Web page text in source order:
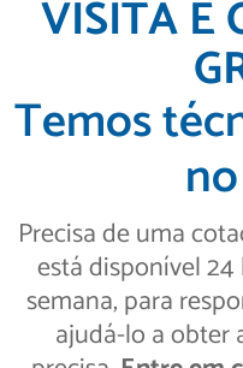
VISITA E
Temos
Precisa de uma
está disponível
semana, para
ajudá-lo a obter